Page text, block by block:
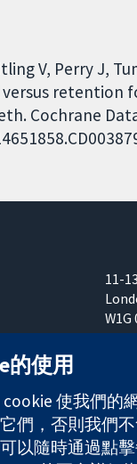
V, Perry J,
versus
Cochrane
11-
W1G
and a company
的使用
使我們的
們，否則我們
以隨時通過點